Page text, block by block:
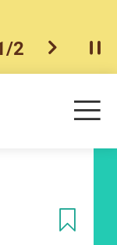
个
/2 下一个开
目